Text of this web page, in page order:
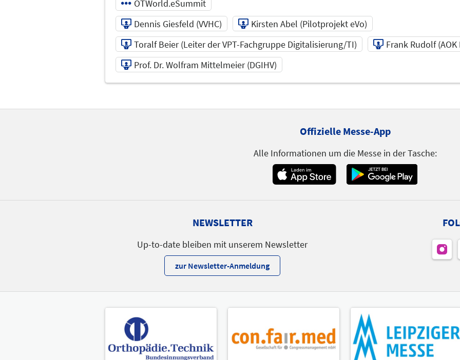
OTWorld.eSummit
Dennis Giesfeld (VVHC)
Kirsten Abel (Pilotprojekt eVo)
Toralf Beier (Leiter der VPT-Fachgruppe Digitalisierung/TI)
Frank Rudolf
Prof. Dr. Wolfram Mittelmeier (DGIHV)
Referent
Referent
Prof. Dr. Wolfram Mittelmeier
(DGIHV)
Offizielle Messe-App
Alle Informationen um die Messe in der Tasche:
NEWSLETTER
Up-to-date bleiben mit unserem Newsletter
zur Newsletter-Anmeldung